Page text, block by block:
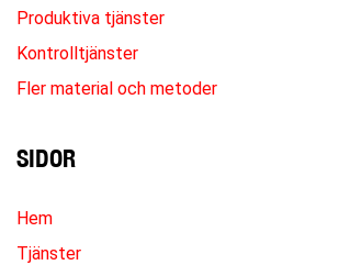
Produktiva tjänster
Kontrolltjänster
Fler material och metoder
SIDOR
Hem
Tjänster